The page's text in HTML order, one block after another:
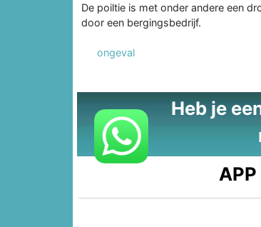
De poiltie is met onder andere een
door een bergingsbedrijf.
ongeval
Heb je
APP